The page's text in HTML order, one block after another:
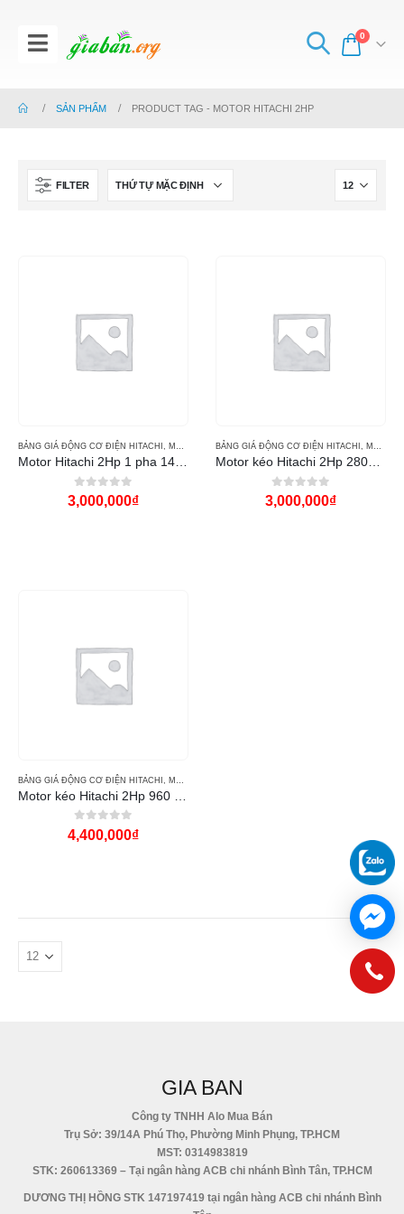
0
SẢN PHẨM PRODUCT TAG - MOTOR HITACHI 2HP
FILTER
BẢNG GIÁ ĐỘNG CƠ ĐIỆN HITACHI MÁY BƠM NƯỚC
0 out of 5
3,000,000₫
BẢNG GIÁ ĐỘNG CƠ ĐIỆN HITACHI MÁY BƠM NƯỚC
0 out of 5
3,000,000₫
BẢNG GIÁ ĐỘNG CƠ ĐIỆN HITACHI MÁY BƠM NƯỚC
0 out of 5
4,400,000₫
GIA BAN
Công ty TNHH Alo Mua Bán
Trụ Sở: 39/14A Phú Thọ, Phường Minh Phụng, TP.HCM
MST: 0314983819
STK: 260613369 – Tại ngân hàng ACB chi nhánh Bình Tân, TP.HCM
DƯƠNG THỊ HỒNG STK 147197419 tại ngân hàng ACB chi nhánh Bình